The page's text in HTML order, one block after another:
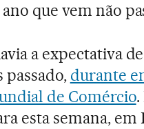
que vem não
a expectativa
passado, durante
de Comércio.
esta semana,